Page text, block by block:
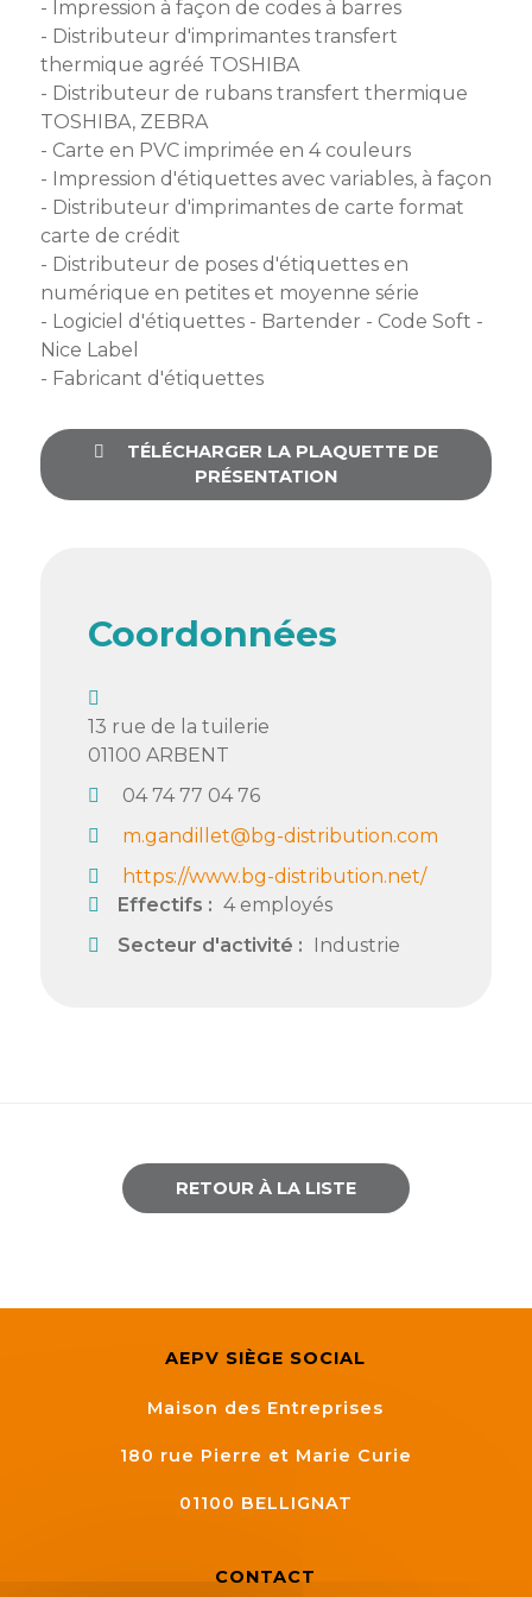
Ateliers
AEPV
Club
de
managers
intermédiaires
AEPV
au
féminin
Defi
sportif
l’industrie
et
salons
collaboratifs
Agenda
Newsletter
Actualité
des
membres
Kit
de
l’adhérent
Industrie
Bâtiment
Services
Dispositifs
partenaires
Offres
privilèges
Proposer
une
offre
privilège
CONTACT
- Impression à façon de codes à barres
- Distributeur d'imprimantes transfert
thermique agréé TOSHIBA
- Distributeur de rubans transfert thermique
TOSHIBA, ZEBRA
- Carte en PVC imprimée en 4 couleurs
- Impression d'étiquettes avec variables, à façon
- Distributeur d'imprimantes de carte format
carte de crédit
- Distributeur de poses d'étiquettes en
numérique en petites et moyenne série
- Logiciel d'étiquettes - Bartender - Code Soft -
Nice Label
- Fabricant d'étiquettes
TÉLÉCHARGER LA PLAQUETTE DE
PRÉSENTATION
Coordonnées
13 rue de la tuilerie
01100 ARBENT
04 74 77 04 76
m.gandillet@bg-distribution.com
https://www.bg-distribution.net/
Effectifs : 4 employés
Secteur d'activité :
Industrie
RETOUR À LA LISTE
AEPV SIÈGE SOCIAL
Maison des Entreprises
180 rue Pierre et Marie Curie
01100 BELLIGNAT
CONTACT